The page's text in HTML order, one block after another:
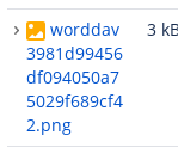
worddav
3981d99456
df094050a7
5029f689cf4
2.png
3